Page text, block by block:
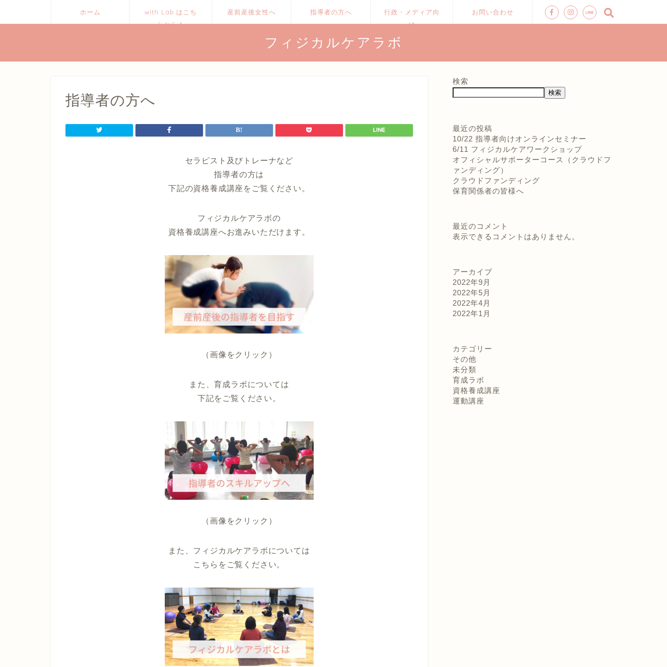
ホーム
with Lab.はこち
らから！
産前産後女性へ 指導者の方へ
行政・メディア向
け
お問い合わせ
フィジカルケアラボ
指導者の方へ
セラピスト及びトレーナなど
指導者の方は
下記の資格養成講座をご覧ください。
フィジカルケアラボの
資格養成講座へお進みいただけます。
（画像をクリック）
また、育成ラボについては
下記をご覧ください。
（画像をクリック）
また、フィジカルケアラボについては
こちらをご覧ください。
検索
検索
最近の投稿
10/22 指導者向けオンラインセミナー
6/11 フィジカルケアワークショップ
オフィシャルサポーターコース（クラウドフ
ァンディング）
クラウドファンディング
保育関係者の皆様へ
最近のコメント
表示できるコメントはありません。
アーカイブ
2022年9月
2022年5月
2022年4月
2022年1月
カテゴリー
その他
未分類
育成ラボ
資格養成講座
運動講座